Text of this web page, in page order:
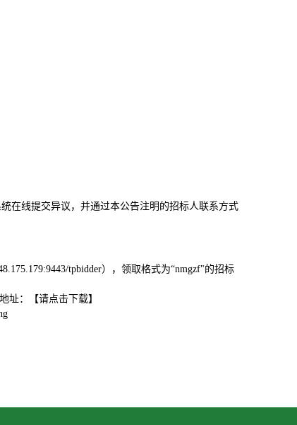
在线提交异议，并通过本公告注明的招标人联系方式
tpbidder），领取格式为“nmgzf"的招标
址：【请点击下载】